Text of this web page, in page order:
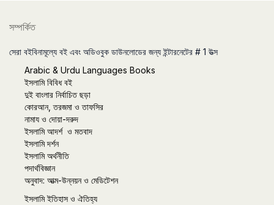
সম্পর্কিত
সেরা বইবিনামূল্যে বই এবং অডিওবুক ডাউনলোডের জন্য ইন্টারনেটের # 1 উত্স
Arabic & Urdu Languages Books
ইসলামি বিবিধ বই
দুই বাংলার নির্বাচিত ছড়া
কোরআন, তরজমা ও তাফসির
নামায ও দোয়া-দরুদ
ইসলামি আদর্শ ও মতবাদ
ইসলামি দর্শন
ইসলামি অর্থনীতি
পদার্থবিজ্ঞান
অনুবাদ: আত্ম-উন্নয়ন ও মেডিটেশন
ইসলামি ইতিহাস ও ঐতিহ্য